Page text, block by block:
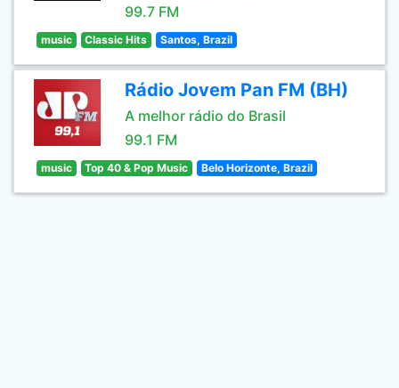
99.7 FM
music Classic Hits Santos, Brazil
Rádio Jovem Pan FM (BH)
A melhor rádio do Brasil
99.1 FM
music Top 40 & Pop Music Belo Horizonte, Brazil